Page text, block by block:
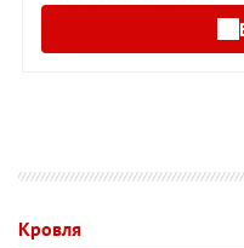
Кровля